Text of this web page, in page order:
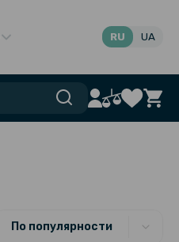
RU UA
По популярности